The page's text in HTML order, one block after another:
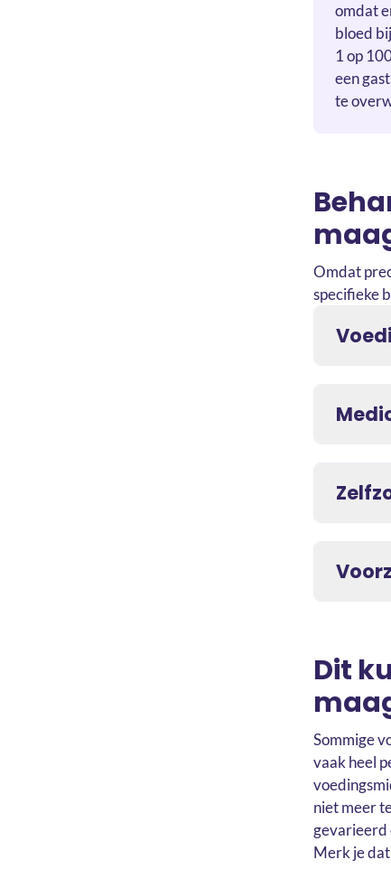
omdat
bloed
1 op
een
te
Omdat
specifieke
Dit
Sommige
vaak heel
niet meer
gevarieerd
Merk je